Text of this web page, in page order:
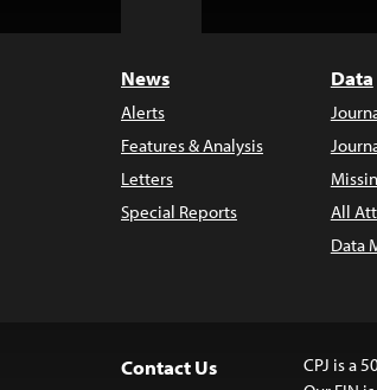
News
Alerts
Features & Analysis
Letters
Special Reports
Data
All
Data
Contact Us
CPJ is a